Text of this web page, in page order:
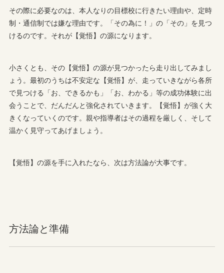
その際に必要なのは、本人なりの目標校に行きたい理由や、定時
制・通信制では嫌な理由です。「その為に！」の「その」を見つ
けるのです。それが【覚悟】の源になります。
小さくとも、その【覚悟】の源が見つかったら走り出してみまし
ょう。最初のうちは不安定な【覚悟】が、走っていきながら各所
で見つける「お、できるかも」「お、わかる」等の成功体験に出
会うことで、だんだんと強化されていきます。【覚悟】が強く大
きくなっていくのです。親や指導者はその過程を厳しく、そして
温かく見守ってあげましょう。
【覚悟】の源を手に入れたなら、次は方法論が大事です。
方法論と準備